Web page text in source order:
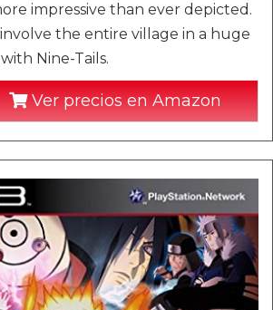
impressive than ever depicted.
the entire village in a huge
Nine-Tails.
Ver precios en Amazon